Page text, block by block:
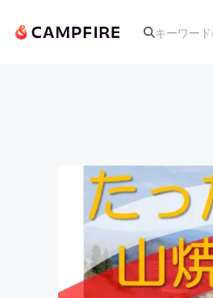
アート・
テクノロ
映像・映